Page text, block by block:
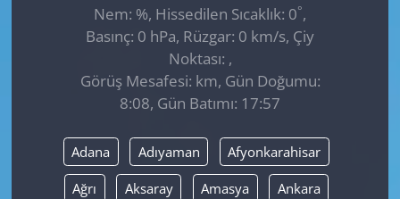
Nem: %, Hissedilen Sıcaklık: 0°,
Basınç: 0 hPa, Rüzgar: 0 km/s, Çiy
Noktası: ,
Görüş Mesafesi: km, Gün Doğumu:
8:08, Gün Batımı: 17:57
Adana Adıyaman Afyonkarahisar
Ağrı Aksaray Amasya Ankara
RESMİ İLANLAR
SAĞLIK
SPOR